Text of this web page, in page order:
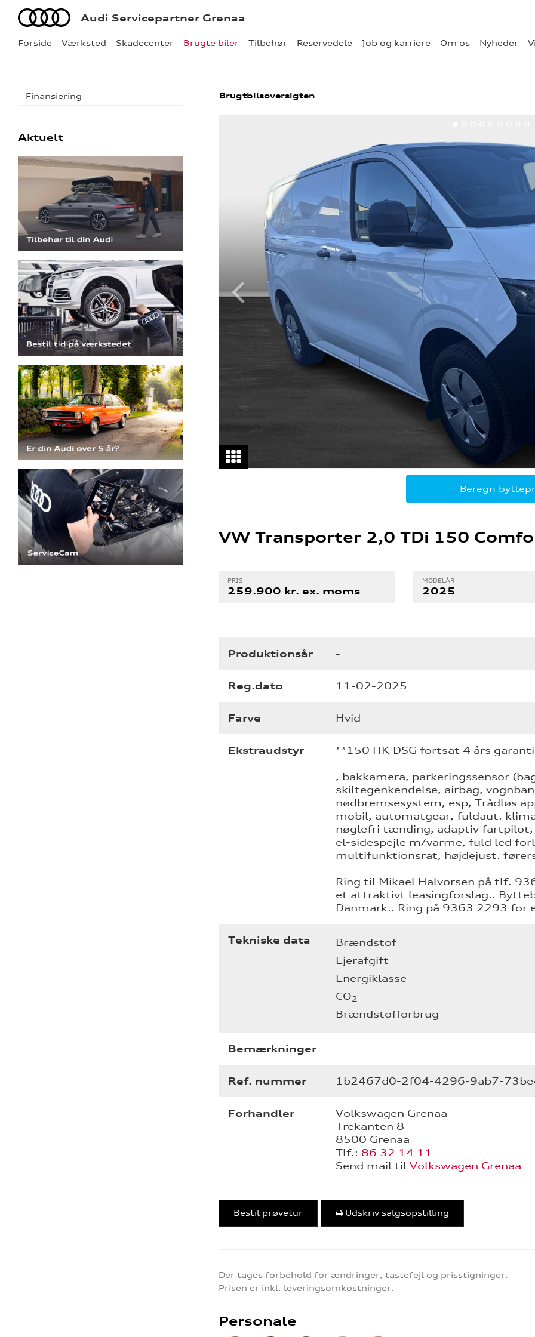
Forside Værksted Skadecenter Brugte biler Tilbehør Reservedele Job og karriere Om os Nyheder
Audi Audi Servicepartner Grenaa
Finansiering
Aktuelt
Brugtbilsoversigten
Beregn
VW Transporter 2,0 TDi 150
PRIS
259.900 kr. ex. moms
MODELÅR
2025
Produktionsår -
Reg.dato 11-02-2025
Farve Hvid
Ekstraudstyr **150 HK DSG fortsat 4 års
, bakkamera, parkeringssensor
skiltegenkendelse, airbag,
nødbremsesystem, esp, Trådløs
mobil, automatgear, fuldaut.
nøglefri tænding, adaptiv
el-sidespejle m/varme, fuld led
multifunktionsrat, højdejust.
Ring til Mikael Halvorsen på tlf.
et attraktivt leasingforslag..
Danmark.. Ring på 9363 2293 for
Tekniske data
Brændstof
Ejerafgift
Energiklasse
CO2
Brændstofforbrug
Bemærkninger
Ref. nummer 1b2467d0-2f04-4296-9ab7-
Forhandler
Volkswagen Grenaa
Trekanten 8
8500 Grenaa
Tlf.: 86 32 14 11
Send mail til Volkswagen Grenaa
Bestil prøvetur Udskriv salgsopstilling
Der tages forbehold for ændringer, tastefejl og prisstigninger.
Prisen er inkl. leveringsomkostninger.
Personale